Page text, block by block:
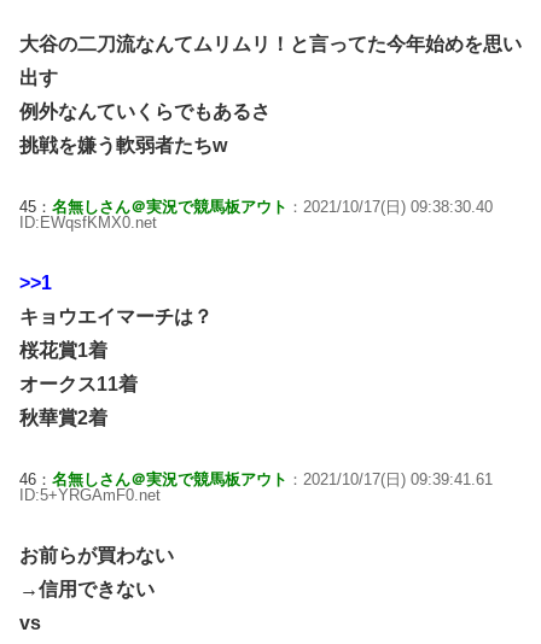
大谷の二刀流なんてムリムリ！と言ってた今年始めを思い
出す
例外なんていくらでもあるさ
挑戦を嫌う軟弱者たちw
45： 名無しさん＠実況で競馬板アウト ：2021/10/17(日) 09:38:30.40
ID:EWqsfKMX0.net
>>1
キョウエイマーチは？
桜花賞1着
オークス11着
秋華賞2着
46： 名無しさん＠実況で競馬板アウト ：2021/10/17(日) 09:39:41.61
ID:5+YRGAmF0.net
お前らが買わない
→信用できない
vs